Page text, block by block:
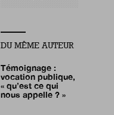
DU MÊME AUTEUR
Témoignage :
vocation publique,
« qu’est ce qui
nous appelle ? »